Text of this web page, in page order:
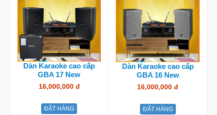
Dàn Karaoke cao cấp
GBA 17 New
16,000,000 đ
ĐẶT HÀNG
Dàn Karaoke cao cấp
GBA 16 New
16,000,000 đ
ĐẶT HÀNG